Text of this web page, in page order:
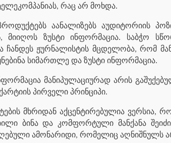
რაც არ მოხდა.
აანალიზებს აუდიტორიის
მიიღოს ზუსტი ინფორმაცია. საბჭო
ჩანდეს ჟურნალისტის მცდელობა, რომ
სიმართლე და ზუსტი ინფორმაცია.
მანიპულაციურად არის
პირველი პრინციპი.
მხრიდან აქცენტირებულია
ბინა და კომფორტული მანქანა
ამონარიდი, რომელიც აღნიშნულს